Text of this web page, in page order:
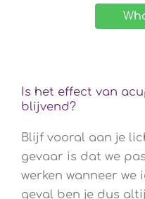
Is het effect van
blijvend?
Blijf vooral aan je
gevaar is dat we
werken wanneer we
geval ben je dus